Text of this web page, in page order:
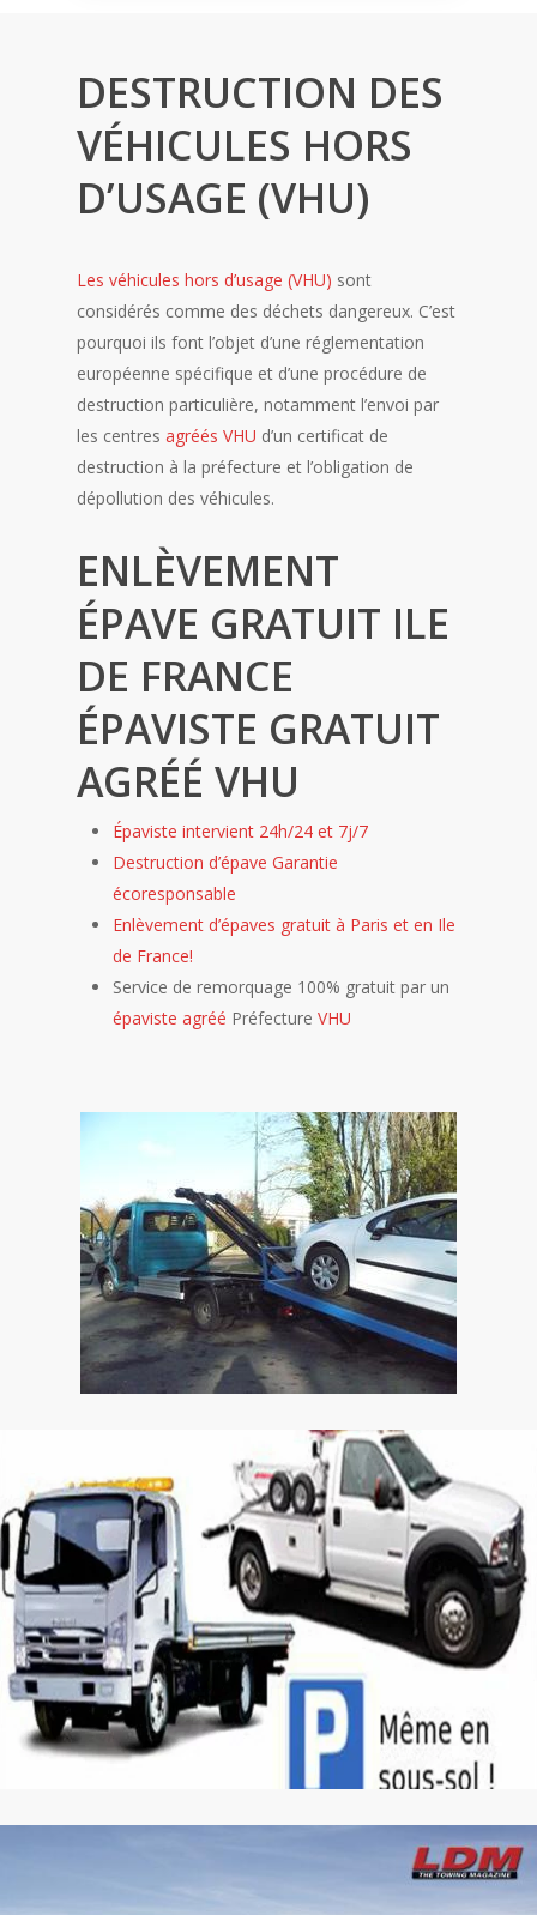
DESTRUCTION DES
VÉHICULES HORS
D’USAGE (VHU)
Les véhicules hors d’usage (VHU) sont
considérés comme des déchets dangereux. C’est
pourquoi ils font l’objet d’une réglementation
européenne spécifique et d’une procédure de
destruction particulière, notamment l’envoi par
les centresagréés VHU d’un certificat de
destruction à la préfecture et l’obligation de
dépollution des véhicules.
ENLÈVEMENT
ÉPAVE GRATUIT ILE
DE FRANCE
ÉPAVISTE GRATUIT
AGRÉÉ VHU
Épaviste intervient 24h/24 et 7j/7
Destruction d’épave Garantie
écoresponsable
Enlèvement d’épaves gratuit à Paris et en Ile
de France!
Service de remorquage 100% gratuit par un
épaviste agréé PréfectureVHU